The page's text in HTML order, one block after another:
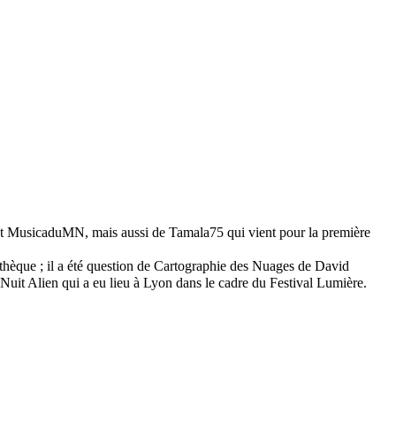
MusicaduMN, mais aussi de Tamala75 qui vient pour la première
; il a été question de Cartographie des Nuages de David
Alien qui a eu lieu à Lyon dans le cadre du Festival Lumière.